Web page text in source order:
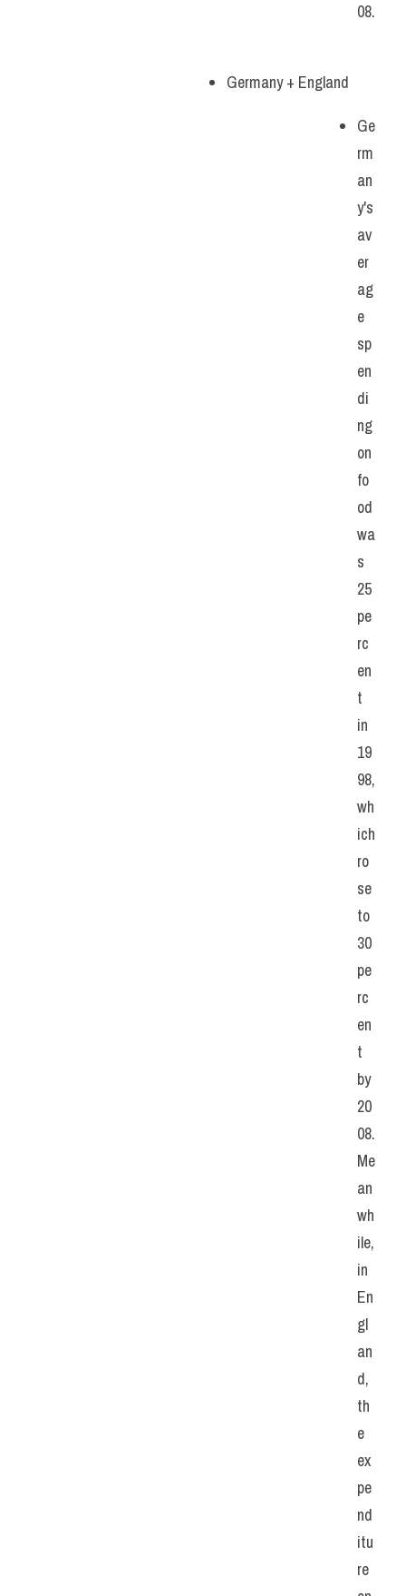
08.
Germany + England
Ge
rm
an
y's
av
er
ag
e
sp
en
di
ng
on
fo
od
wa
s
25
pe
rc
en
t
in
19
98,
wh
ich
ro
se
to
30
pe
rc
en
t
by
20
08.
Me
an
wh
ile,
in
En
gl
an
d,
th
e
ex
pe
nd
itu
re